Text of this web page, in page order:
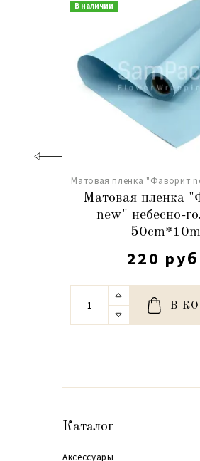
В наличии
Матовая пленка "Фаворит
Матовая пленка
new" небесно-
50сm*10m
220
В
Каталог
Аксессуары